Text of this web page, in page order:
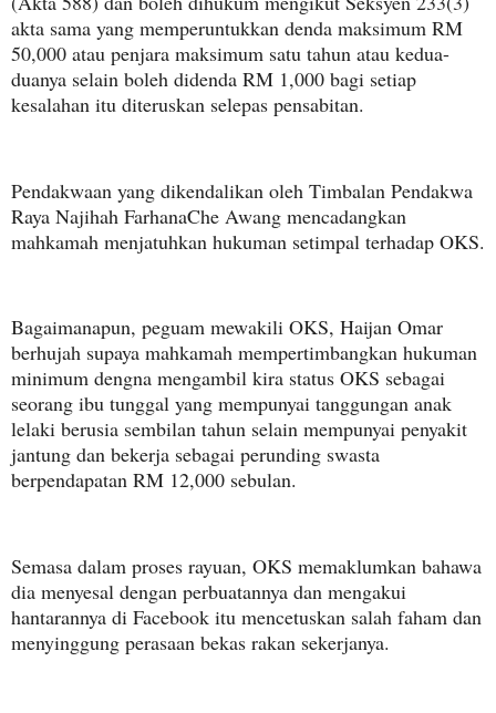
akta sama yang memperuntukkan denda maksimum RM
50,000 atau penjara maksimum satu tahun atau kedua-
duanya selain boleh didenda RM 1,000 bagi setiap
kesalahan itu diteruskan selepas pensabitan.
Pendakwaan yang dikendalikan oleh Timbalan Pendakwa
Raya Najihah FarhanaChe Awang mencadangkan
mahkamah menjatuhkan hukuman setimpal terhadap OKS.
Bagaimanapun, peguam mewakili OKS, Haijan Omar
berhujah supaya mahkamah mempertimbangkan hukuman
minimum dengna mengambil kira status OKS sebagai
seorang ibu tunggal yang mempunyai tanggungan anak
lelaki berusia sembilan tahun selain mempunyai penyakit
jantung dan bekerja sebagai perunding swasta
berpendapatan RM 12,000 sebulan.
Semasa dalam proses rayuan, OKS memaklumkan bahawa
dia menyesal dengan perbuatannya dan mengakui
hantarannya di Facebook itu mencetuskan salah faham dan
menyinggung perasaan bekas rakan sekerjanya.